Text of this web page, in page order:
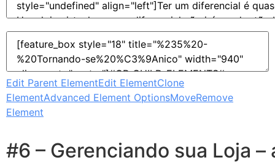
Edit Parent ElementEdit ElementClone
ElementAdvanced Element OptionsMoveRemove
Element
#6 – Gerenciando sua Loja